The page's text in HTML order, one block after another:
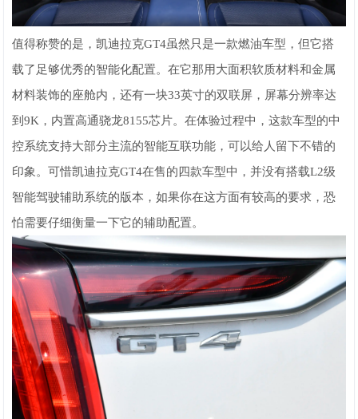
值得称赞的是，凯迪拉克GT4虽然只是一款燃油车型，但它搭
载了足够优秀的智能化配置。在它那用大面积软质材料和金属
材料装饰的座舱内，还有一块33英寸的双联屏，屏幕分辨率达
到9K，内置高通骁龙8155芯片。在体验过程中，这款车型的中
控系统支持大部分主流的智能互联功能，可以给人留下不错的
印象。可惜凯迪拉克GT4在售的四款车型中，并没有搭载L2级
智能驾驶辅助系统的版本，如果你在这方面有较高的要求，恐
怕需要仔细衡量一下它的辅助配置。